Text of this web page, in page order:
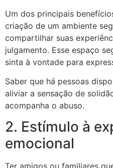
Um dos principais
criação de um ambiente
compartilhar suas
julgamento. Esse espaço
sinta à vontade para
Saber que há pessoas
aliviar a sensação de
acompanha o abuso.
2. Estímulo à
emocional